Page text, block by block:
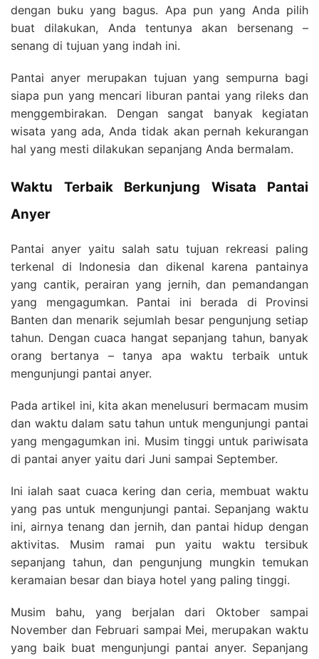
dengan buku yang bagus. Apa pun yang Anda pilih
buat dilakukan, Anda tentunya akan bersenang –
senang di tujuan yang indah ini.
Pantai anyer merupakan tujuan yang sempurna bagi
siapa pun yang mencari liburan pantai yang rileks dan
menggembirakan. Dengan sangat banyak kegiatan
wisata yang ada, Anda tidak akan pernah kekurangan
hal yang mesti dilakukan sepanjang Anda bermalam.
Waktu Terbaik Berkunjung Wisata Pantai
Anyer
Pantai anyer yaitu salah satu tujuan rekreasi paling
terkenal di Indonesia dan dikenal karena pantainya
yang cantik, perairan yang jernih, dan pemandangan
yang mengagumkan. Pantai ini berada di Provinsi
Banten dan menarik sejumlah besar pengunjung setiap
tahun. Dengan cuaca hangat sepanjang tahun, banyak
orang bertanya – tanya apa waktu terbaik untuk
mengunjungi pantai anyer.
Pada artikel ini, kita akan menelusuri bermacam musim
dan waktu dalam satu tahun untuk mengunjungi pantai
yang mengagumkan ini. Musim tinggi untuk pariwisata
di pantai anyer yaitu dari Juni sampai September.
Ini ialah saat cuaca kering dan ceria, membuat waktu
yang pas untuk mengunjungi pantai. Sepanjang waktu
ini, airnya tenang dan jernih, dan pantai hidup dengan
aktivitas. Musim ramai pun yaitu waktu tersibuk
sepanjang tahun, dan pengunjung mungkin temukan
keramaian besar dan biaya hotel yang paling tinggi.
Musim bahu, yang berjalan dari Oktober sampai
November dan Februari sampai Mei, merupakan waktu
yang baik buat mengunjungi pantai anyer. Sepanjang